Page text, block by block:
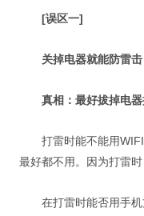
[误区一]
关掉电器就能防雷击
真相：最好拔掉电
打雷时能不能用
最好都不用。因为打雷
在打雷时能否用手